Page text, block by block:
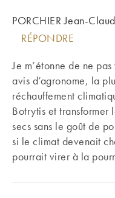
PORCHIER Jean-
RÉPONDRE
Je m’étonne de ne
avis d’agronome, la
réchauffement
Botrytis et transformer
secs sans le goût de
si le climat devenait
pourrait virer à la